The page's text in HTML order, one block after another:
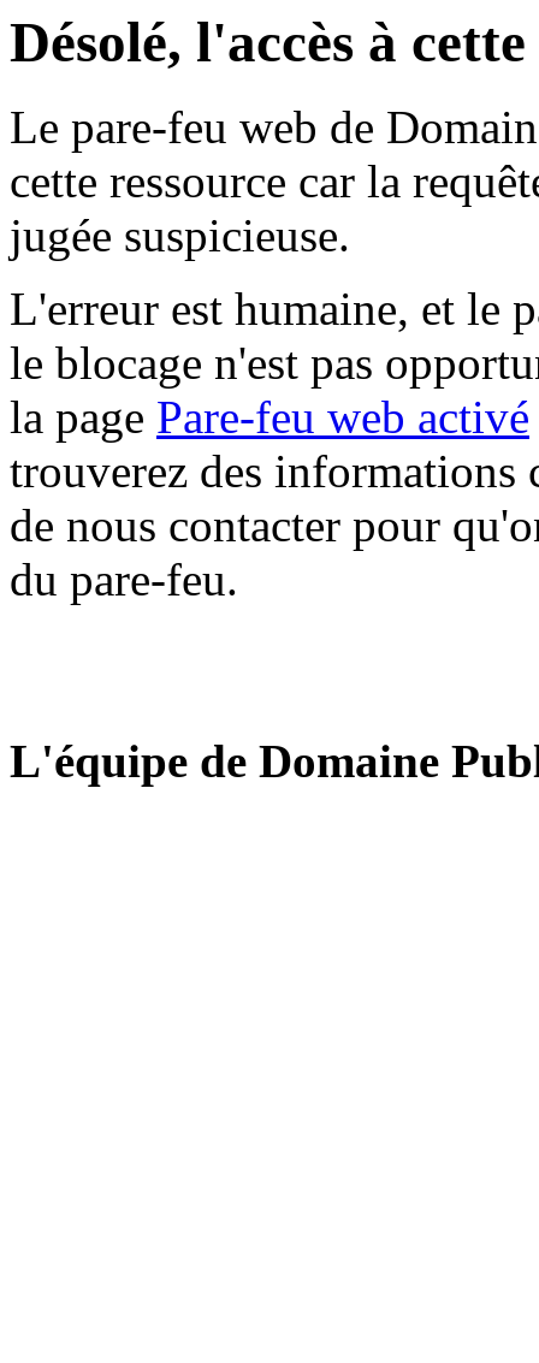
Désolé, l'accès à
Le pare-feu web de
cette ressource car la
jugée suspicieuse.
L'erreur est humaine, et le
le blocage n'est pas
la page Pare-feu web activé
trouverez des informations
de nous contacter pour
du pare-feu.
L'équipe de Domaine